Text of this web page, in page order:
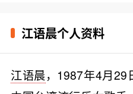
江语晨个人资料
江语晨，1987年4月29